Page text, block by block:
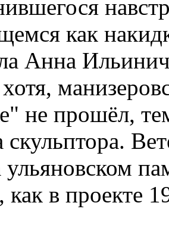
как
Анна
не прошёл,
скульптора.
ульяновском
как в проекте